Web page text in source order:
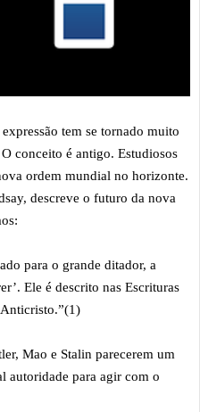
tem se tornado muito
conceito é antigo. Estudiosos
ordem mundial no horizonte.
descreve o futuro da nova
para o grande ditador, a
Ele é descrito nas Escrituras
Mao e Stalin parecerem um
autoridade para agir com o